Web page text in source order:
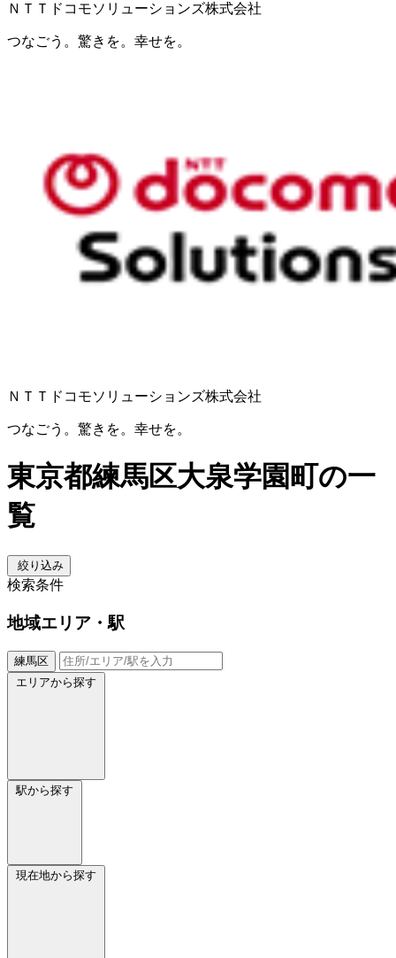
ＮＴＴドコモソリューションズ株式会社
つなごう。驚きを。幸せを。
ＮＴＴドコモソリューションズ株式会社
つなごう。驚きを。幸せを。
東京都練馬区大泉学園町の一
覧
絞り込み
検索条件
地域エリア・駅
練馬区
エリアから探す
駅から探す
現在地から探す